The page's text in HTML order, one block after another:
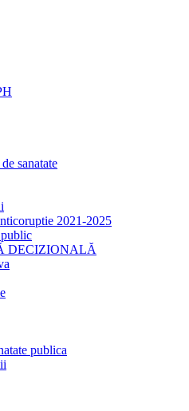
sanatate
2021-2025
DECIZIONALĂ
publica